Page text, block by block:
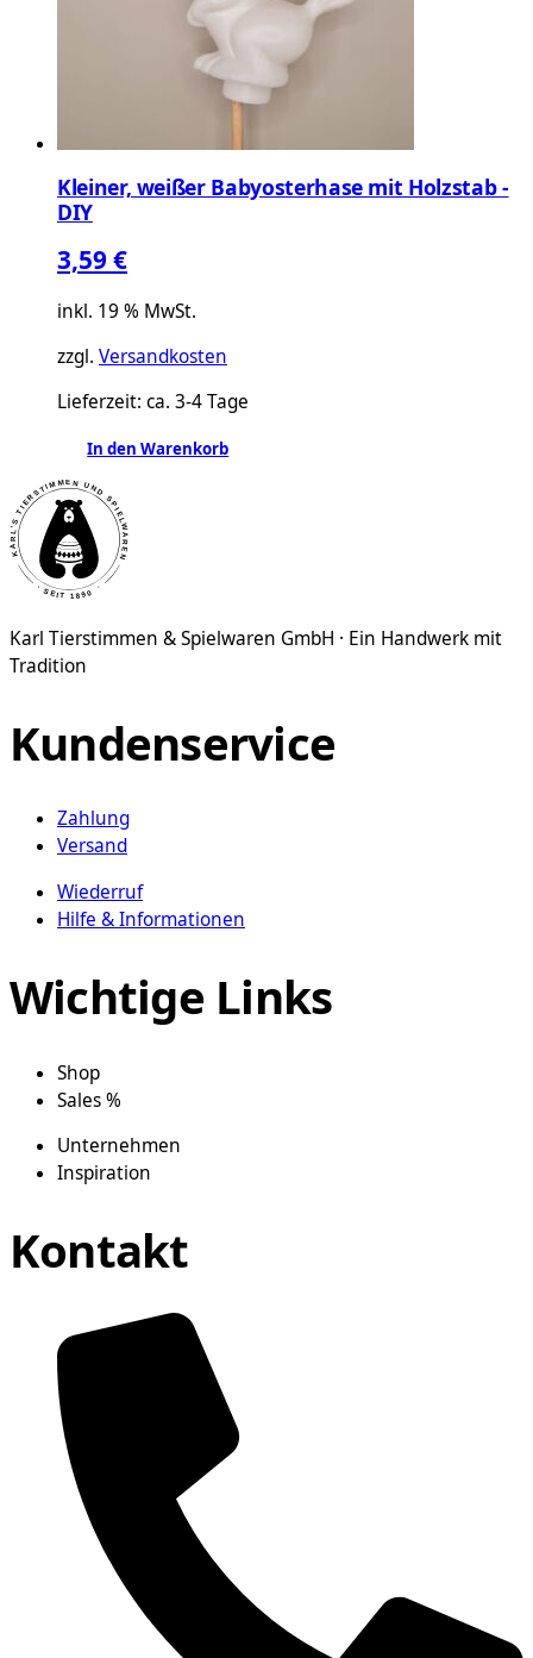
Kleiner, weißer Babyosterhase mit Holzstab -
DIY
3,59€
inkl. 19 % MwSt.
zzgl. Versandkosten
Lieferzeit: ca. 3-4 Tage
In den Warenkorb
Karl Tierstimmen & Spielwaren GmbH · Ein Handwerk mit
Tradition
Kundenservice
Zahlung
Versand
Wiederruf
Hilfe & Informationen
Wichtige Links
Shop
Sales %
Unternehmen
Inspiration
Kontakt